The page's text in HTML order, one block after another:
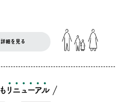
詳細を見る